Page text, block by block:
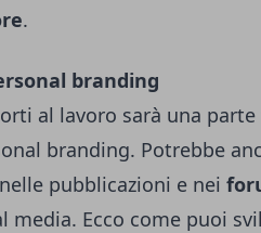
.
branding
al lavoro sarà una
branding. Potrebbe
pubblicazioni e nei
media. Ecco come puoi